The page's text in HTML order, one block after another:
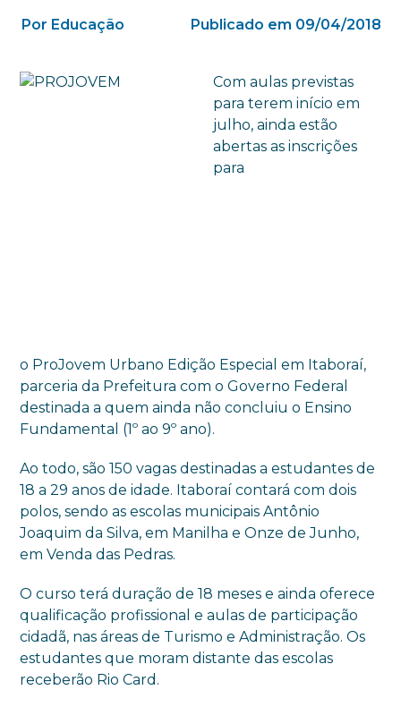
Por Educação Publicado em 09/04/2018
Com aulas previstas
para terem início em
julho, ainda estão
abertas as inscrições
para
o ProJovem Urbano Edição Especial em Itaboraí,
parceria da Prefeitura com o Governo Federal
destinada a quem ainda não concluiu o Ensino
Fundamental (1º ao 9º ano).
Ao todo, são 150 vagas destinadas a estudantes de
18 a 29 anos de idade. Itaboraí contará com dois
polos, sendo as escolas municipais Antônio
Joaquim da Silva, em Manilha e Onze de Junho,
em Venda das Pedras.
O curso terá duração de 18 meses e ainda oferece
qualificação profissional e aulas de participação
cidadã, nas áreas de Turismo e Administração. Os
estudantes que moram distante das escolas
receberão Rio Card.